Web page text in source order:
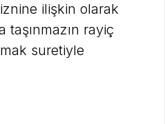
ilişkin olarak
taşınmazın rayiç
suretiyle